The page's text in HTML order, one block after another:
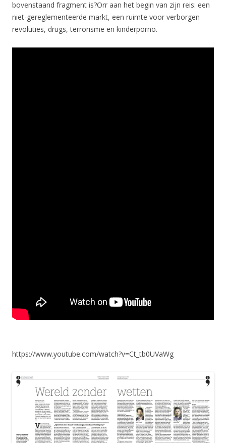
bovenstaand fragment is?Orr aan het begin van zijn reis: een
niet-gereglementeerde markt, een ruimte voor verborgen
revoluties, drugs, terrorisme en kinderporno.
https://www.youtube.com/watch?v=Ct_tb0UVaWg